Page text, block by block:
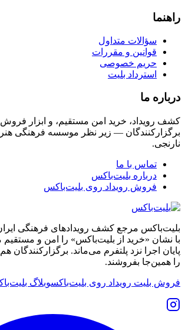
راهنما
سؤالات متداول
قوانین و مقررات
حریم خصوصی
استرداد بلیت
درباره ما
کشف رویداد، خرید امن مستقیم، و ابزار فروش
برگزارکنندگان — زیر نظر موسسه فرهنگی
نارنجی.
تماس با ما
درباره بلیت‌باکس
فروش رویداد روی بلیت‌باکس
بلیت‌باکس مرجع کشف رویدادهای فرهنگی
با نشان «خرید از بلیت‌باکس» را امن و مستقیم
پایان اجرا نزد پلتفرم می‌ماند. برگزارکنندگان
را همین‌جا بفروشند.
فروش بلیت رویداد روی بلیت‌باکسوبلاگ